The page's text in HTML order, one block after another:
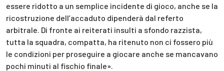
essere ridotto a un semplice incidente di gioco, anche se la
ricostruzione dell’accaduto dipenderà dal referto
arbitrale. Di fronte ai reiterati insulti a sfondo razzista,
tutta la squadra, compatta, ha ritenuto non ci fossero più
le condizioni per proseguire a giocare anche se mancavano
pochi minuti al fischio finale».